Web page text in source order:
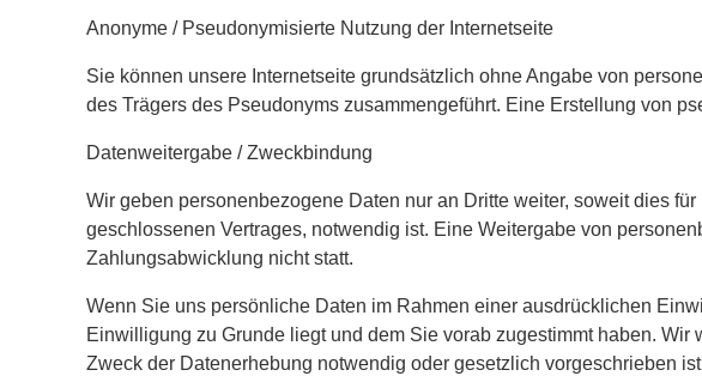
Anonyme / Pseudonymisierte Nutzung der Internetseite
Sie können unsere Internetseite grundsätzlich ohne Angabe von
des Trägers des Pseudonyms zusammengeführt. Eine Erstellung von
Datenweitergabe / Zweckbindung
Wir geben personenbezogene Daten nur an Dritte weiter, soweit dies
geschlossenen Vertrages, notwendig ist. Eine Weitergabe von
Zahlungsabwicklung nicht statt.
Wenn Sie uns persönliche Daten im Rahmen einer ausdrücklichen
Einwilligung zu Grunde liegt und dem Sie vorab zugestimmt haben.
Zweck der Datenerhebung notwendig oder gesetzlich vorgeschrieben